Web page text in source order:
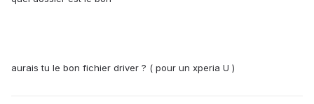
aurais tu le bon fichier driver ? ( pour un xperia U )